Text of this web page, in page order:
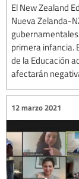
El New Zealand
Nueva Zelanda-
primera infancia.
de la Educación
afectarán
12 marzo 2021